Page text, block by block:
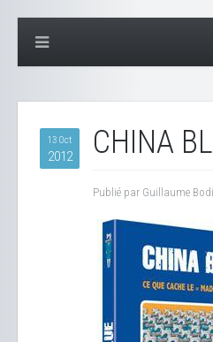
13 Oct
2012 CHINA
Publié par Guillaume